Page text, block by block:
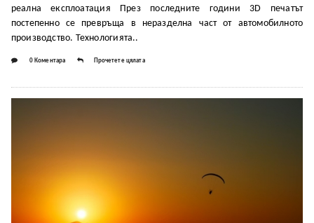
реална експлоатация През последните години 3D печатът
постепенно се превръща в неразделна част от автомобилното
производство. Технологията..
0 Коментара Прочетете цялата